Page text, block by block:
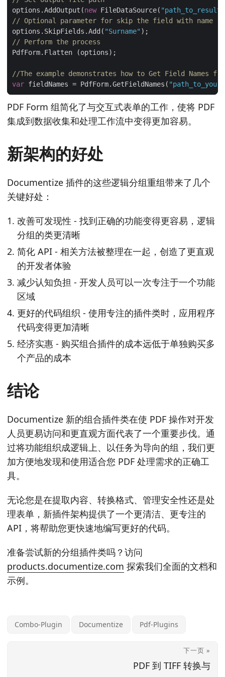
options.AddOutput(new FileDataSource(
// Optional parameter for skip the field with name
options.SkipFields.Add( "Surname"
// Perform the process
//The example demonstrates how to Get Field Names
var fieldNames = PdfForm.GetFieldNames(
PDF Form 组简化了与交互式表单的工作，使将 PDF
集成到数据收集和处理工作流中变得更加容易。
新架构的好处
Documentize 插件的这些逻辑分组重组带来了几个
关键好处：
改善可发现性 - 找到正确的功能变得更容易，逻辑
分组的类更清晰
简化 API - 相关方法被整理在一起，创造了更直观
的开发者体验
减少认知负担 - 开发人员可以一次专注于一个功能
区域
更好的代码组织 - 使用专注的插件类时，应用程序
代码变得更加清晰
经济实惠 - 购买组合插件的成本远低于单独购买多
个产品的成本
结论
Documentize 新的组合插件类在使 PDF 操作对开发
人员更易访问和更直观方面代表了一个重要步伐。通
过将功能组织成逻辑上、以任务为导向的组，我们更
加方便地发现和使用适合您 PDF 处理需求的正确工
具。
无论您是在提取内容、转换格式、管理安全性还是处
理表单，新插件架构提供了一个更清洁、更专注的
API，将帮助您更快速地编写更好的代码。
准备尝试新的分组插件类吗？访问
products.documentize.com 探索我们全面的文档和
示例。
Combo-Plugin Documentize Pdf-Plugins
下一页 »
PDF 到 TIFF 转换与